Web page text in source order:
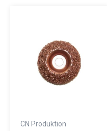
CN Produktion